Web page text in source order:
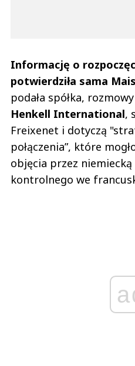
Informację o
potwierdziła sama
podała spółka,
Henkell International,
Freixenet i dotyczą
połączenia”, które
objęcia przez
kontrolnego we